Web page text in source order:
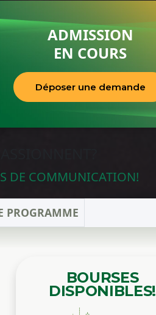
ADMISSION
EN COURS
Déposer une demande
DE COMMUNICATION!
PROGRAMME
BOURSES
DISPONIBLES!